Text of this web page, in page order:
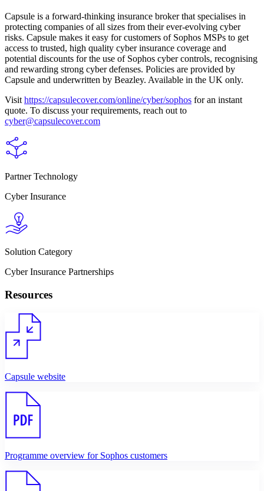
Capsule is a forward-thinking insurance broker that specialises in
protecting companies of all sizes from their ever-evolving cyber
risks. Capsule makes it easy for customers of Sophos MSPs to get
access to trusted, high quality cyber insurance coverage and
potential discounts for the use of Sophos cyber controls, recognising
and rewarding strong cyber defenses. Policies are provided by
Capsule and underwritten by Beazley. Available in the UK only.
Visit https://capsulecover.com/online/cyber/sophos for an instant
quote. To discuss your requirements, reach out to
cyber@capsulecover.com
Partner Technology
Cyber Insurance
Solution Category
Cyber Insurance Partnerships
Resources
Capsule website
Programme overview for Sophos customers